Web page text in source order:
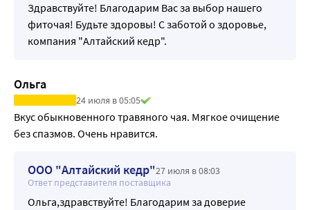
Здравствуйте! Благодарим Вас за выбор нашего
фиточая! Будьте здоровы! С заботой о здоровье,
компания "Алтайский кедр".
Ольга
24 июля в 05:05
Вкус обыкновенного травяного чая. Мягкое очищение
без спазмов. Очень нравится.
ООО "Алтайский кедр"27 июля в 08:03
Ответ представителя поставщика
Ольга,здравствуйте! Благодарим за доверие